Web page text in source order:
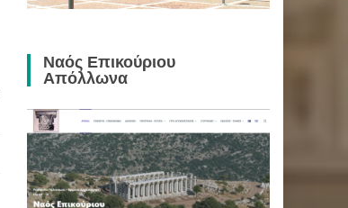
Ναός Επικούριου
Απόλλωνα